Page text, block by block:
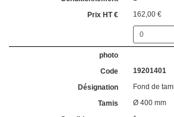
162,00 €
19201401
Fond de
Ø 400 mm